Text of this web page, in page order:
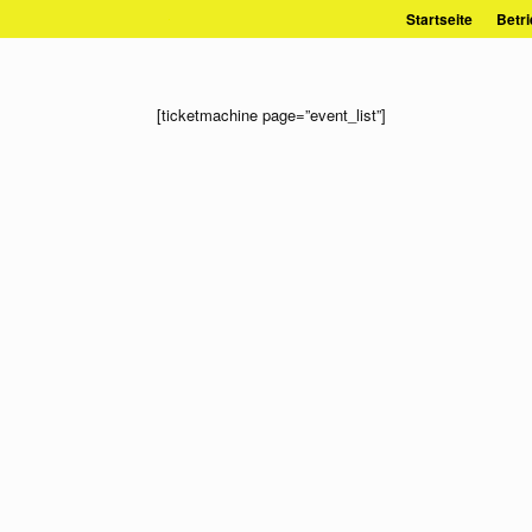
Inhalt
Startseite
[ticketmachine page=”event_list”]